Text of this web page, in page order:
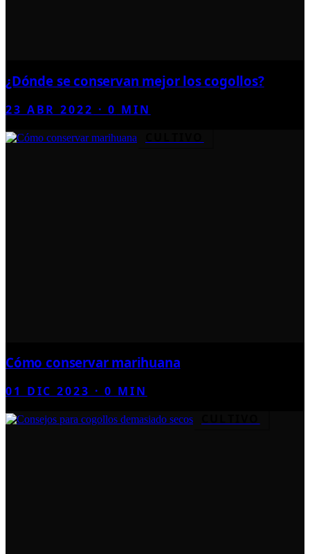
¿Dónde se conservan mejor los cogollos?
23 ABR 2022 ·0 MIN
Cómo conservar marihuana
01 DIC 2023 ·0 MIN